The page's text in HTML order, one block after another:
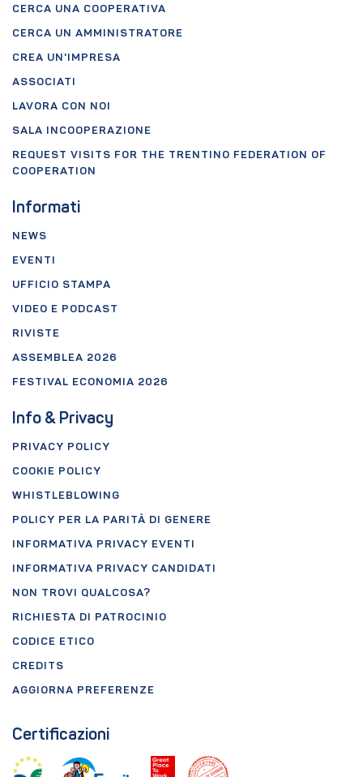
CERCA UNA COOPERATIVA
CERCA UN AMMINISTRATORE
CREA UN'IMPRESA
ASSOCIATI
LAVORA CON NOI
SALA INCOOPERAZIONE
REQUEST VISITS FOR THE TRENTINO FEDERATION OF
COOPERATION
Informati
NEWS
EVENTI
UFFICIO STAMPA
VIDEO E PODCAST
RIVISTE
ASSEMBLEA 2026
FESTIVAL ECONOMIA 2026
Info & Privacy
PRIVACY POLICY
COOKIE POLICY
WHISTLEBLOWING
POLICY PER LA PARITÀ DI GENERE
INFORMATIVA PRIVACY EVENTI
INFORMATIVA PRIVACY CANDIDATI
NON TROVI QUALCOSA?
RICHIESTA DI PATROCINIO
CODICE ETICO
CREDITS
AGGIORNA PREFERENZE
Certificazioni